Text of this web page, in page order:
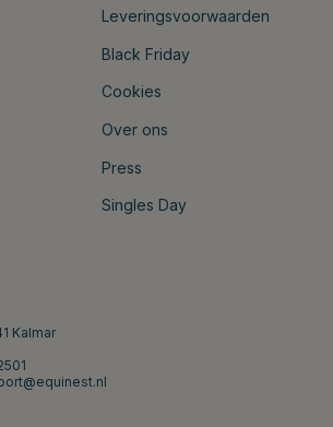
Leveringsvoorwaarden
Black Friday
Cookies
Over ons
Press
Singles Day
Kalmar